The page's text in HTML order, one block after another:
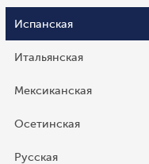
Испанская
Итальянская
Мексиканская
Осетинская
Русская